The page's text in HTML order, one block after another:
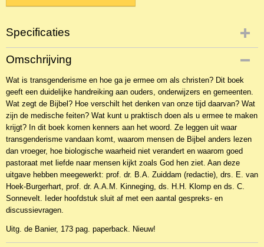
Specificaties
Productcode
NBKT-15914
EAN code
9789087187293
Omschrijving
Wat is transgenderisme en hoe ga je ermee om als christen? Dit boek
geeft een duidelijke handreiking aan ouders, onderwijzers en gemeenten.
Wat zegt de Bijbel? Hoe verschilt het denken van onze tijd daarvan? Wat
zijn de medische feiten? Wat kunt u praktisch doen als u ermee te maken
krijgt? In dit boek komen kenners aan het woord. Ze leggen uit waar
transgenderisme vandaan komt, waarom mensen de Bijbel anders lezen
dan vroeger, hoe biologische waarheid niet verandert en waarom goed
pastoraat met liefde naar mensen kijkt zoals God hen ziet. Aan deze
uitgave hebben meegewerkt: prof. dr. B.A. Zuiddam (redactie), drs. E. van
Hoek-Burgerhart, prof. dr. A.A.M. Kinneging, ds. H.H. Klomp en ds. C.
Sonnevelt. Ieder hoofdstuk sluit af met een aantal gespreks- en
discussievragen.
Uitg. de Banier, 173 pag. paperback. Nieuw!